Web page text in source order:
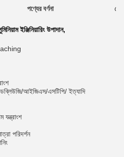
পণ্যের বর্ণনা
ইঞ্জিনিয়ারিং উপাদান,
আইজিএস/এসটিপি/ ইত্যাদি
যন্ত্রাংশ
পরিদর্শন